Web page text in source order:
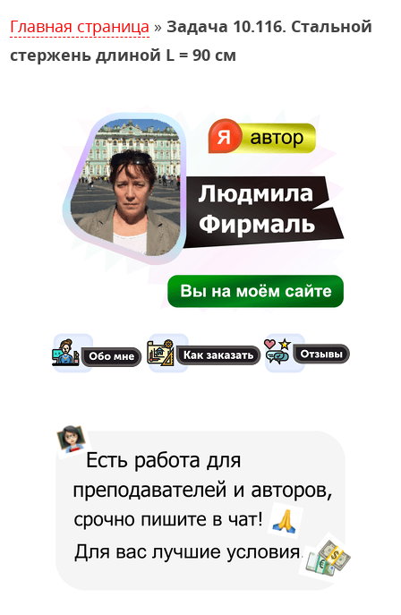
Главная страница » Задача 10.116. Стальной
стержень длиной L = 90 см